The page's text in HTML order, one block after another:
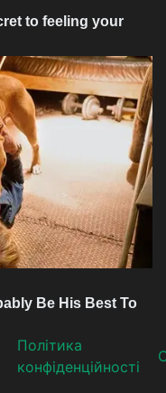
Політика
конфіденційності